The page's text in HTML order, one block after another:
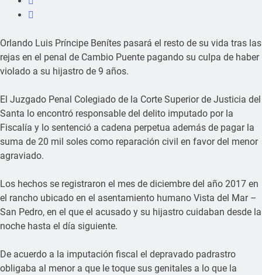
Orlando Luis Príncipe Benítes pasará el resto de su vida tras las
rejas en el penal de Cambio Puente pagando su culpa de haber
violado a su hijastro de 9 años.
El Juzgado Penal Colegiado de la Corte Superior de Justicia del
Santa lo encontró responsable del delito imputado por la
Fiscalía y lo sentenció a cadena perpetua además de pagar la
suma de 20 mil soles como reparación civil en favor del menor
agraviado.
Los hechos se registraron el mes de diciembre del año 2017 en
el rancho ubicado en el asentamiento humano Vista del Mar –
San Pedro, en el que el acusado y su hijastro cuidaban desde la
noche hasta el día siguiente.
De acuerdo a la imputación fiscal el depravado padrastro
obligaba al menor a que le toque sus genitales a lo que la